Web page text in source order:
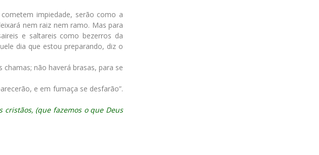
impiedade, serão como a
nem raiz nem ramo. Mas para
e saltareis como bezerros da
dia que estou preparando, diz o
não haverá brasas, para se
e em fumaça se desfarão”.
cristãos, (que fazemos o que Deus